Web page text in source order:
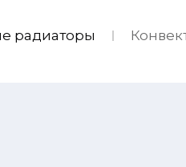
радиаторы